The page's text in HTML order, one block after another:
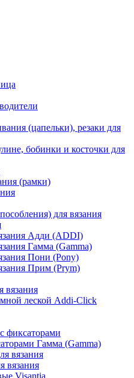
(цапельки), резаки для
бобинки и косточки для
(рамки)
для вязания
Адди (ADDI)
Гамма (Gamma)
Пони (Pony)
Прим (Prym)
вязания
леской Addi-Click
фиксаторами
Гамма (Gamma)
вязания
вязания
Visantia